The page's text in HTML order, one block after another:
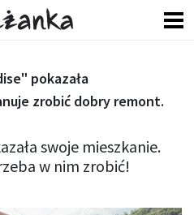
swoje mieszkanie.
w nim zrobić!
pokazała
zrobić dobry remont.